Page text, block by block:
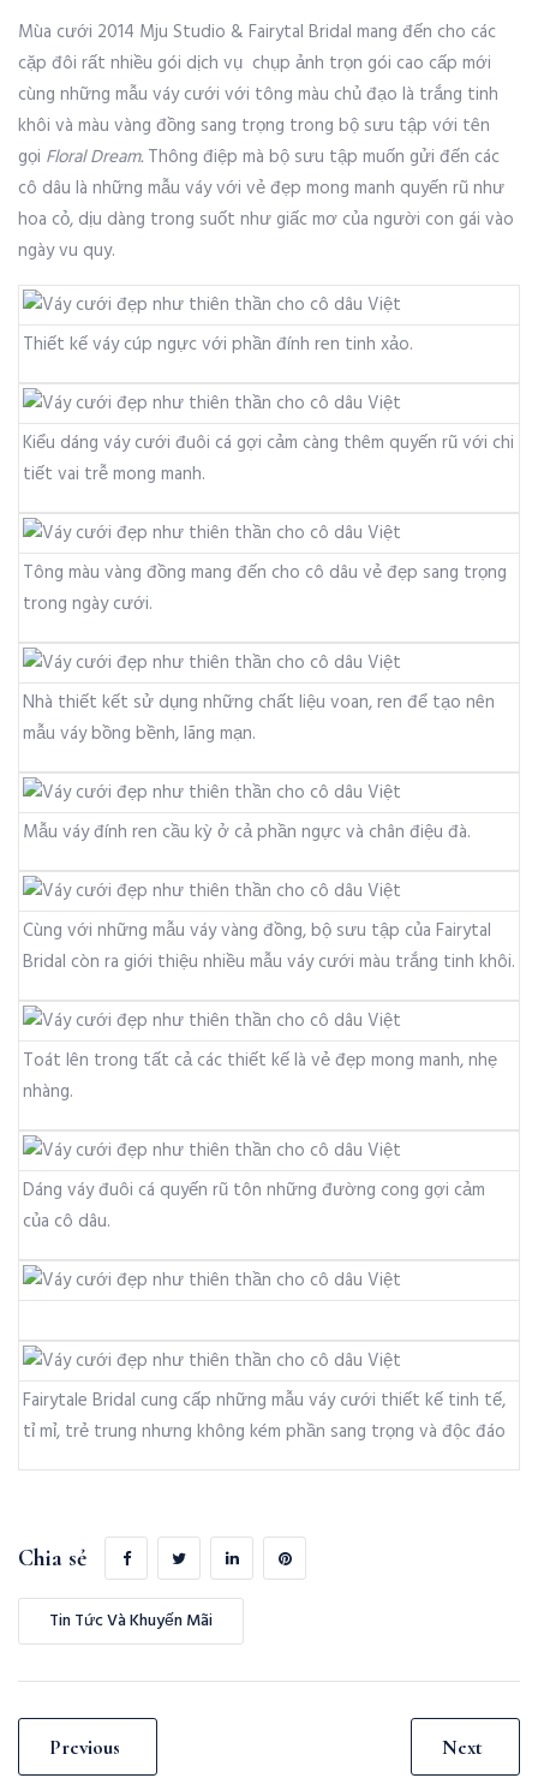
Mùa cưới 2014 Mju Studio & Fairytal Bridal mang đến cho các
cặp đôi rất nhiều gói dịch vụ chụp ảnh trọn gói cao cấp mới
cùng những mẫu váy cưới với tông màu chủ đạo là trắng tinh
khôi và màu vàng đồng sang trọng trong bộ sưu tập với tên
gọi Floral Dream. Thông điệp mà bộ sưu tập muốn gửi đến các
cô dâu là những mẫu váy với vẻ đẹp mong manh quyến rũ như
hoa cỏ, dịu dàng trong suốt như giấc mơ của người con gái vào
ngày vu quy.
Thiết kế váy cúp ngực với phần đính ren tinh xảo.
Kiểu dáng váy cưới đuôi cá gợi cảm càng thêm quyến rũ với chi
tiết vai trễ mong manh.
Tông màu vàng đồng mang đến cho cô dâu vẻ đẹp sang trọng
trong ngày cưới.
Nhà thiết kết sử dụng những chất liệu voan, ren để tạo nên
mẫu váy bồng bềnh, lãng mạn.
Mẫu váy đính ren cầu kỳ ở cả phần ngực và chân điệu đà.
Cùng với những mẫu váy vàng đồng, bộ sưu tập của Fairytal
Bridal còn ra giới thiệu nhiều mẫu váy cưới màu trắng tinh khôi.
Toát lên trong tất cả các thiết kế là vẻ đẹp mong manh, nhẹ
nhàng.
Dáng váy đuôi cá quyến rũ tôn những đường cong gợi cảm
của cô dâu.
Fairytale Bridal cung cấp những mẫu váy cưới thiết kế tinh tế,
tỉ mỉ, trẻ trung nhưng không kém phần sang trọng và độc đáo
Chia sẻ
Tin Tức Và Khuyến Mãi
Previous Next